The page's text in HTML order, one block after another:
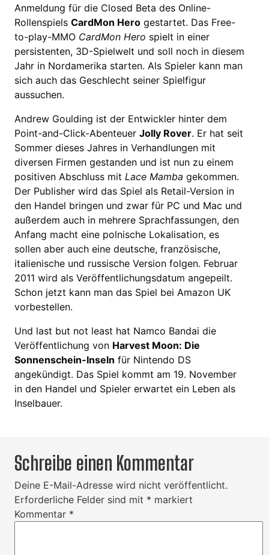
Anmeldung für die Closed Beta des Online-
Rollenspiels CardMon Hero gestartet. Das Free-
to-play-MMO CardMon Hero spielt in einer
persistenten, 3D-Spielwelt und soll noch in diesem
Jahr in Nordamerika starten. Als Spieler kann man
sich auch das Geschlecht seiner Spielfigur
aussuchen.
Andrew Goulding ist der Entwickler hinter dem
Point-and-Click-Abenteuer Jolly Rover. Er hat seit
Sommer dieses Jahres in Verhandlungen mit
diversen Firmen gestanden und ist nun zu einem
positiven Abschluss mit Lace Mamba gekommen.
Der Publisher wird das Spiel als Retail-Version in
den Handel bringen und zwar für PC und Mac und
außerdem auch in mehrere Sprachfassungen, den
Anfang macht eine polnische Lokalisation, es
sollen aber auch eine deutsche, französische,
italienische und russische Version folgen. Februar
2011 wird als Veröffentlichungsdatum angepeilt.
Schon jetzt kann man das Spiel bei Amazon UK
vorbestellen.
Und last but not least hat Namco Bandai die
Veröffentlichung von Harvest Moon: Die
Sonnenschein-Inseln für Nintendo DS
angekündigt. Das Spiel kommt am 19. November
in den Handel und Spieler erwartet ein Leben als
Inselbauer.
Schreibe einen Kommentar
Deine E-Mail-Adresse wird nicht veröffentlicht.
Erforderliche Felder sind mit * markiert
Kommentar *